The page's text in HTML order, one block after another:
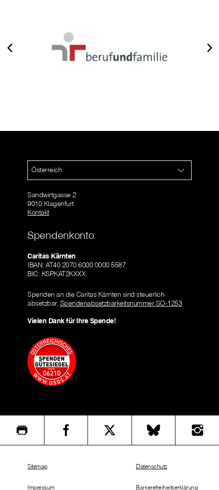
Österreich
Sandwirtgasse 2
9010 Klagenfurt
Kontakt
Spendenkonto
Caritas Kärnten
IBAN: AT40 2070 6000 0000 5587
BIC: KSPKAT2KXXX
Spenden an die Caritas Kärnten sind steuerlich
absetzbar. Spendenabsetzbarkeitsnummer SO-1253.
Vielen Dank für Ihre Spende!
Sitemap
Impressum
Datenschutz
Barrierefreiheitserklärung